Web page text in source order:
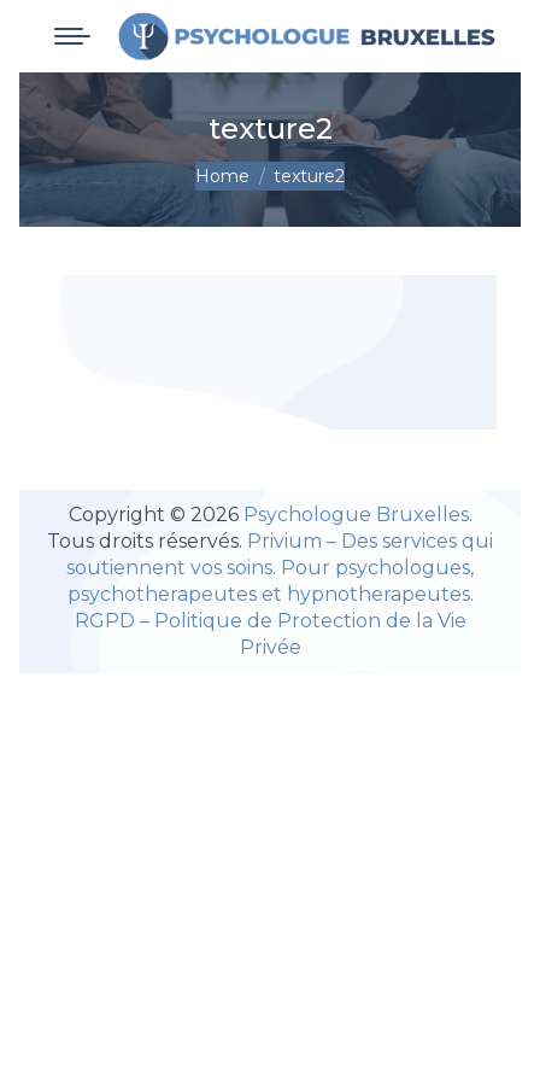
texture2
You are here:
Home texture2
Copyright © 2026 Psychologue Bruxelles.
Tous droits réservés. Privium – Des services qui
soutiennent vos soins. Pour psychologues,
psychotherapeutes et hypnotherapeutes.
RGPD – Politique de Protection de la Vie
Privée